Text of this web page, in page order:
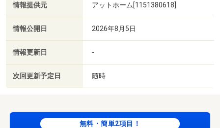
情報提供元 アットホーム[1151380618]
情報公開日 2026年8月5日
情報更新日 -
次回更新予定日 随時
無料・簡単2項目！